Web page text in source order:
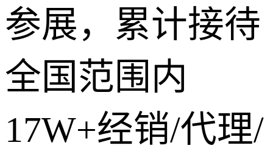
参展，累计接待
全国范围内
17W+经销/代理/